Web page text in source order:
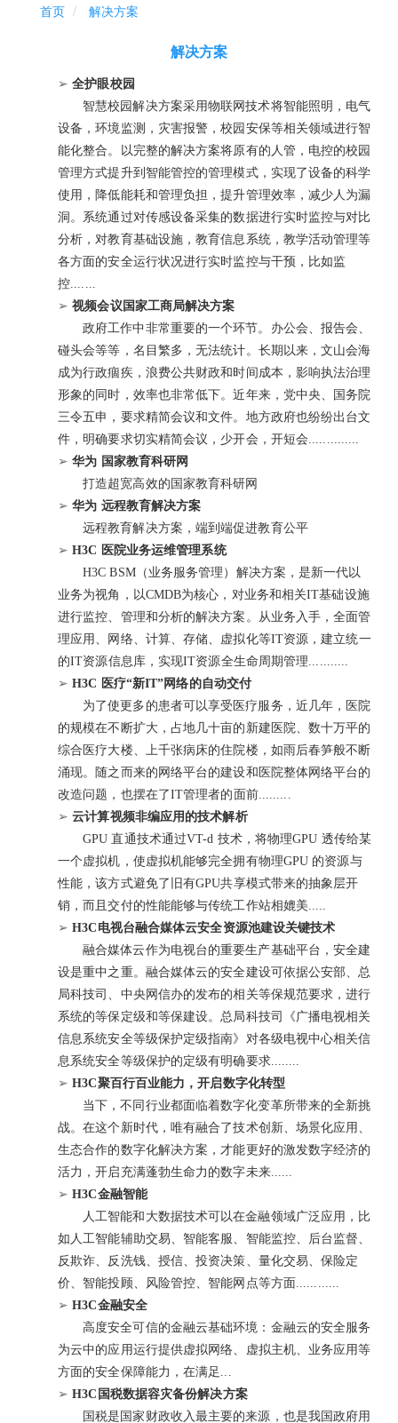
首页 解决方案
解决方案
➢ 全护眼校园
智慧校园解决方案采用物联网技术将智能照明，电气
设备，环境监测，灾害报警，校园安保等相关领域进行智
能化整合。以完整的解决方案将原有的人管，电控的校园
管理方式提升到智能管控的管理模式，实现了设备的科学
使用，降低能耗和管理负担，提升管理效率，减少人为漏
洞。系统通过对传感设备采集的数据进行实时监控与对比
分析，对教育基础设施，教育信息系统，教学活动管理等
各方面的安全运行状况进行实时监控与干预，比如监
控.......
➢ 视频会议国家工商局解决方案
政府工作中非常重要的一个环节。办公会、报告会、
碰头会等等，名目繁多，无法统计。长期以来，文山会海
成为行政痼疾，浪费公共财政和时间成本，影响执法治理
形象的同时，效率也非常低下。近年来，党中央、国务院
三令五申，要求精简会议和文件。地方政府也纷纷出台文
件，明确要求切实精简会议，少开会，开短会..............
➢ 华为 国家教育科研网
打造超宽高效的国家教育科研网
➢ 华为 远程教育解决方案
远程教育解决方案，端到端促进教育公平
➢ H3C 医院业务运维管理系统
H3C BSM（业务服务管理）解决方案，是新一代以
业务为视角，以CMDB为核心，对业务和相关IT基础设施
进行监控、管理和分析的解决方案。从业务入手，全面管
理应用、网络、计算、存储、虚拟化等IT资源，建立统一
的IT资源信息库，实现IT资源全生命周期管理...........
➢ H3C 医疗“新IT”网络的自动交付
为了使更多的患者可以享受医疗服务，近几年，医院
的规模在不断扩大，占地几十亩的新建医院、数十万平的
综合医疗大楼、上千张病床的住院楼，如雨后春笋般不断
涌现。随之而来的网络平台的建设和医院整体网络平台的
改造问题，也摆在了IT管理者的面前.........
➢ 云计算视频非编应用的技术解析
GPU 直通技术通过VT-d 技术，将物理GPU 透传给某
一个虚拟机，使虚拟机能够完全拥有物理GPU 的资源与
性能，该方式避免了旧有GPU共享模式带来的抽象层开
销，而且交付的性能能够与传统工作站相媲美.....
➢ H3C电视台融合媒体云安全资源池建设关键技术
融合媒体云作为电视台的重要生产基础平台，安全建
设是重中之重。融合媒体云的安全建设可依据公安部、总
局科技司、中央网信办的发布的相关等保规范要求，进行
系统的等保定级和等保建设。总局科技司《广播电视相关
信息系统安全等级保护定级指南》对各级电视中心相关信
息系统安全等级保护的定级有明确要求........
➢ H3C聚百行百业能力，开启数字化转型
当下，不同行业都面临着数字化变革所带来的全新挑
战。在这个新时代，唯有融合了技术创新、场景化应用、
生态合作的数字化解决方案，才能更好的激发数字经济的
活力，开启充满蓬勃生命力的数字未来......
➢ H3C金融智能
人工智能和大数据技术可以在金融领域广泛应用，比
如人工智能辅助交易、智能客服、智能监控、后台监督、
反欺诈、反洗钱、授信、投资决策、量化交易、保险定
价、智能投顾、风险管控、智能网点等方面............
➢ H3C金融安全
高度安全可信的金融云基础环境：金融云的安全服务
为云中的应用运行提供虚拟网络、虚拟主机、业务应用等
方面的安全保障能力，在满足...
➢ H3C国税数据容灾备份解决方案
国税是国家财政收入最主要的来源，也是我国政府用